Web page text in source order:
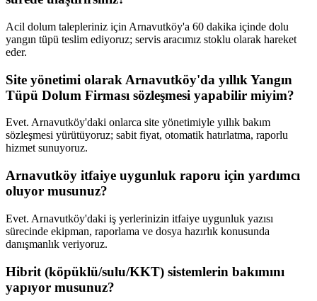
Acil dolum talepleriniz için Arnavutköy'a 60 dakika içinde dolu
yangın tüpü teslim ediyoruz; servis aracımız stoklu olarak hareket
eder.
Site yönetimi olarak Arnavutköy'da yıllık Yangın
Tüpü Dolum Firması sözleşmesi yapabilir miyim?
Evet. Arnavutköy'daki onlarca site yönetimiyle yıllık bakım
sözleşmesi yürütüyoruz; sabit fiyat, otomatik hatırlatma, raporlu
hizmet sunuyoruz.
Arnavutköy itfaiye uygunluk raporu için yardımcı
oluyor musunuz?
Evet. Arnavutköy'daki iş yerlerinizin itfaiye uygunluk yazısı
sürecinde ekipman, raporlama ve dosya hazırlık konusunda
danışmanlık veriyoruz.
Hibrit (köpüklü/sulu/KKT) sistemlerin bakımını
yapıyor musunuz?